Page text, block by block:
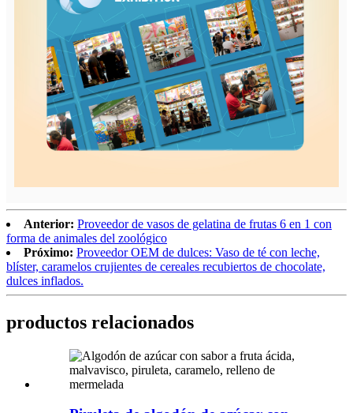
Anterior: Proveedor de vasos de gelatina de frutas 6 en 1 con
forma de animales del zoológico
Próximo: Proveedor OEM de dulces: Vaso de té con leche,
blíster, caramelos crujientes de cereales recubiertos de chocolate,
dulces inflados.
productos relacionados